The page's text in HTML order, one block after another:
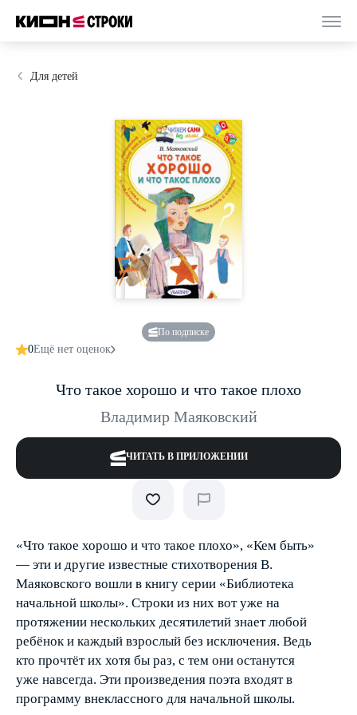
Для детей
По подписке
0Ещё нет оценок
Что такое хорошо и что такое плохо
Владимир Маяковский
ЧИТАТЬ В ПРИЛОЖЕНИИ
«Что такое хорошо и что такое плохо», «Кем быть»
— эти и другие известные стихотворения В.
Маяковского вошли в книгу серии «Библиотека
начальной школы». Строки из них вот уже на
протяжении нескольких десятилетий знает любой
ребёнок и каждый взрослый без исключения. Ведь
кто прочтёт их хотя бы раз, с тем они останутся
уже навсегда. Эти произведения поэта входят в
программу внеклассного для начальной школы.